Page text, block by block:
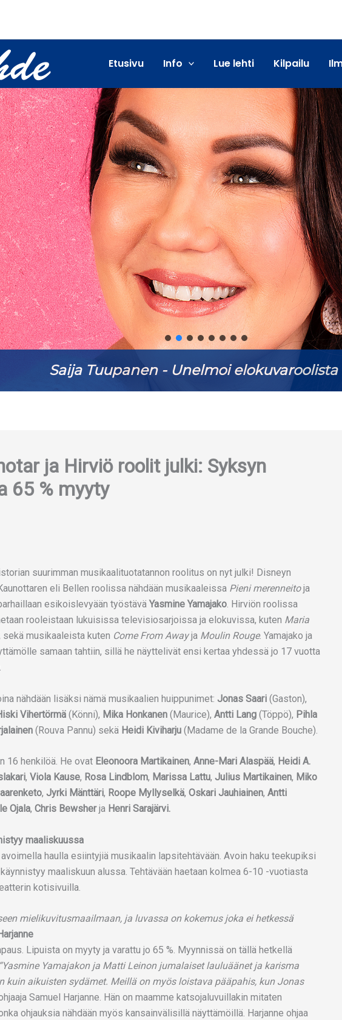
Etusivu Info Lue lehti Kilpailu
Saija Tuupanen - Unelmoi elokuvaroolista
ja Hirviö roolit julki: Syksyn
65 % myyty
suurimman musikaalituotatannon roolitus on nyt julki! Disneyn
eli Bellen roolissa nähdään musikaaleissa Pieni merenneitoja
esikoislevyään työstävä Yasmine Yamajako. Hirviön roolissa
rooleistaan lukuisissa televisiosarjoissa ja elokuvissa, kuten Maria
sekä musikaaleista kuten Come From Awayja Moulin Rouge. Yamajako ja
samaan tahtiin, sillä he näyttelivät ensi kertaa yhdessä jo 17 vuotta
.
nähdään lisäksi nämä musikaalien huippunimet: Jonas Saari (Gaston),
Vihertörmä (Könni), Mika Honkanen (Maurice), Antti Lang (Töppö), Pihla
(Rouva Pannu) sekä Heidi Kiviharju (Madame de la Grande Bouche).
16 henkilöä. He ovat Eleonoora Martikainen, Anne-Mari Alaspää, Heidi A.
, Viola Kause, Rosa Lindblom, Marissa Lattu, Julius Martikainen, Miko
, Jyrki Mänttäri, Roope Myllyselkä, Oskari Jauhiainen, Antti
Ojala, Chris Bewsherja Henri Sarajärvi.
maaliskuussa
haulla esiintyjiä musikaalin lapsitehtävään. Avoin haku teekupiksi
maaliskuun alussa. Tehtävään haetaan kolmea 6-10 -vuotiasta
kotisivuilla.
mielikuvitusmaailmaan, ja luvassa on kokemus joka ei hetkessä
Lipuista on myyty ja varattu jo 65 %. Myynnissä on tällä hetkellä
“Yasmine Yamajakon ja Matti Leinon jumalaiset lauluäänet ja karisma
kuin aikuisten sydämet. Meillä on myös loistava pääpahis, kun Jonas
Samuel Harjanne. Hän on maamme katsojaluvuillakin mitaten
ohjauksia nähdään myös kansainvälisillä näyttämöillä. Harjanne ohjaa